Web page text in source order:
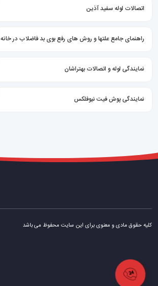
اتصالات لوله سفید آذین
راهنمای جامع علتها و روش های رفع بوی بد فاضلاب در خانه
نمایندگی لوله و اتصالات بهتراشان
نمایندگی پوش فیت نیوفلکس
کلیه حقوق مادی و معنوی برای این سایت محفوظ می باشد